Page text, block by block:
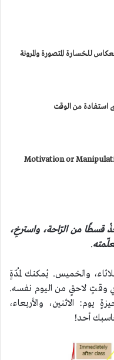
للخسارة المتصورة والمرونة
قسطًا من الرّاحة، واسترخِ،
.
والخميس. يُمكنك لمُدّةٍ
وقتٍ لاحقٍ من اليوم نفسه.
الاثنين، والأربعاء،
أحد!